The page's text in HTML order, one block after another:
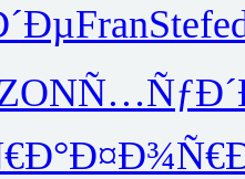
FranStef